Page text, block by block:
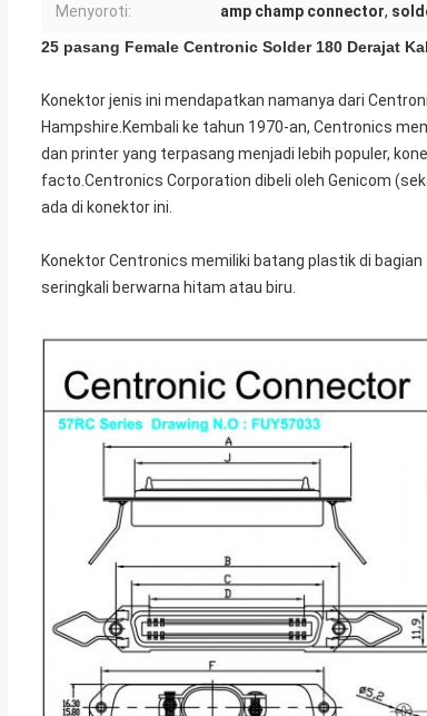
Menyoroti: amp champ connector,
25 pasang Female Centronic Solder 180 Derajat
Konektor jenis ini mendapatkan namanya dari
Hampshire.Kembali ke tahun 1970-an, Centronics
dan printer yang terpasang menjadi lebih populer,
facto.Centronics Corporation dibeli oleh Genicom
ada di konektor ini.
Konektor Centronics memiliki batang plastik di
seringkali berwarna hitam atau biru.